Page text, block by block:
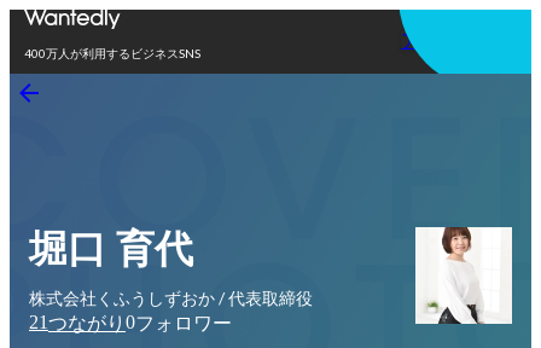
400万人が利用するビジネスSNS
アプリを使う
堀口 育代
株式会社くふうしずおか / 代表取締役
21つながり 0フォロワー